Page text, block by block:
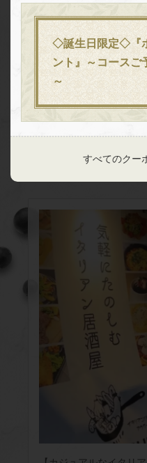
◇誕生日限定◇『
ント』～コースご
～
すべてのクー
席は全18席となってお
コースと単品飲み放題
利用の際は是非当店を
約は3日前までとなって
大阪府富田林市久野喜台２丁目
https://italianbar-auguri.owst.jp/
お店情